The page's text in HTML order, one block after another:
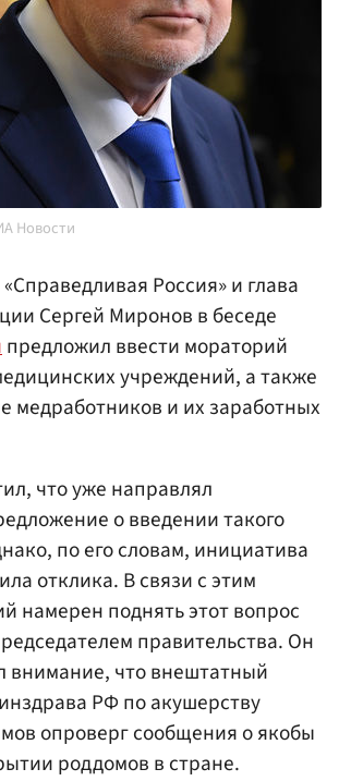
Новости
Россия» и глава
Сергей Миронов в беседе
предложил ввести мораторий
учреждений, а также
медработников и их заработных
что уже направлял
о введении такого
по его словам, инициатива
отклика. В связи с этим
намерен поднять этот вопрос
правительства. Он
внимание, что внештатный
РФ по акушерству
опроверг сообщения о якобы
роддомов в стране.